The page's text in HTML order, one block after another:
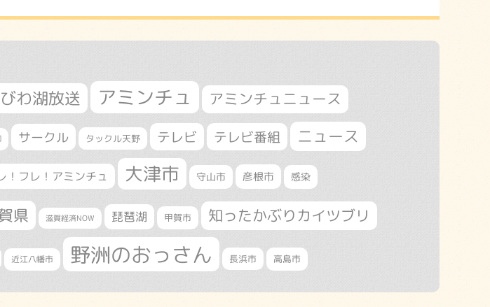
びわ湖放送 アミンチュ アミンチュニュース
サークル タックル天野 テレビ テレビ番組 ニュース
！フレ！アミンチュ 大津市 守山市 彦根市 感染
県 滋賀経済NOW 琵琶湖 甲賀市 知ったかぶりカイツブリ
近江八幡市 野洲のおっさん 長浜市 高島市